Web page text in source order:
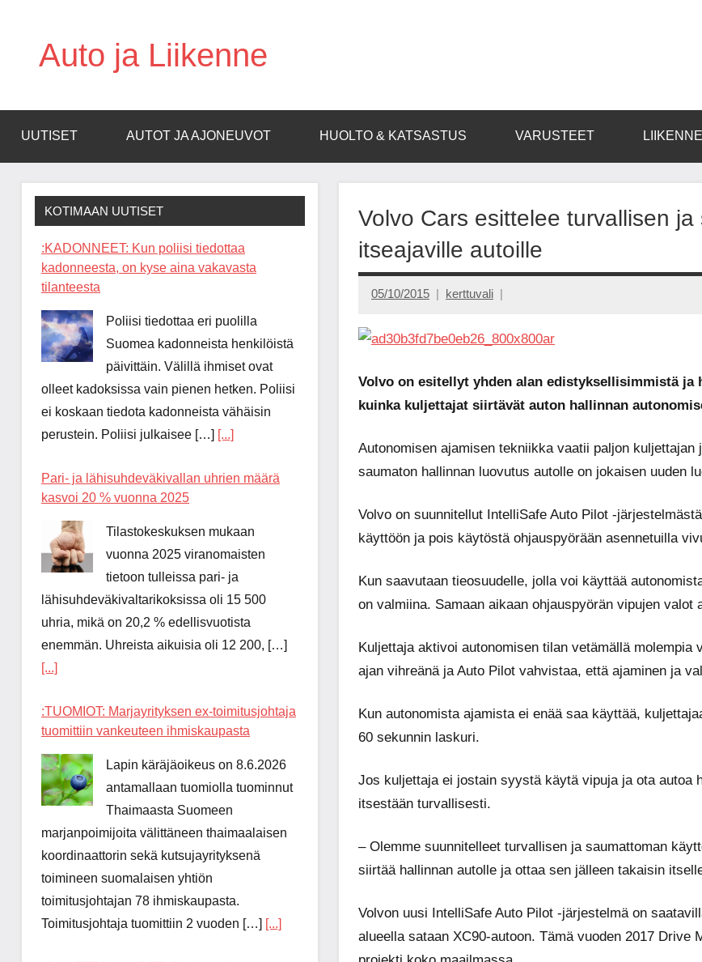
Auto ja Liikenne
UUTISET AUTOT JA AJONEUVOT HUOLTO & KATSASTUS VARUSTEET
Volvo Cars esittelee turvallisen
itseajaville autoille
05/10/2015 kerttuvali
Volvo on esitellyt yhden alan edistyksellisimmistä
kuinka kuljettajat siirtävät auton hallinnan
Autonomisen ajamisen tekniikka vaatii paljon
saumaton hallinnan luovutus autolle on jokaisen uuden
Volvo on suunnitellut IntelliSafe Auto Pilot -
käyttöön ja pois käytöstä ohjauspyörään asennetuilla
Kun saavutaan tieosuudelle, jolla voi käyttää
on valmiina. Samaan aikaan ohjauspyörän vipujen valot
Kuljettaja aktivoi autonomisen tilan vetämällä
ajan vihreänä ja Auto Pilot vahvistaa, että ajaminen ja
Kun autonomista ajamista ei enää saa käyttää,
60 sekunnin laskuri.
Jos kuljettaja ei jostain syystä käytä vipuja ja ota autoa
itsestään turvallisesti.
– Olemme suunnitelleet turvallisen ja saumattoman
siirtää hallinnan autolle ja ottaa sen jälleen takaisin
Volvon uusi IntelliSafe Auto Pilot -järjestelmä on
alueella sataan XC90-autoon. Tämä vuoden 2017
KOTIMAAN UUTISET
:KADONNEET: Kun poliisi tiedottaa
kadonneesta, on kyse aina vakavasta
tilanteesta
Poliisi tiedottaa eri puolilla
Suomea kadonneista henkilöistä
päivittäin. Välillä ihmiset ovat
olleet kadoksissa vain pienen hetken. Poliisi
ei koskaan tiedota kadonneista vähäisin
perustein. Poliisi julkaisee […] [...]
Pari- ja lähisuhdeväkivallan uhrien määrä
kasvoi 20 % vuonna 2025
Tilastokeskuksen mukaan
vuonna 2025 viranomaisten
tietoon tulleissa pari- ja
lähisuhdeväkivaltarikoksissa oli 15 500
uhria, mikä on 20,2 % edellisvuotista
enemmän. Uhreista aikuisia oli 12 200, […]
[...]
:TUOMIOT: Marjayrityksen ex-toimitusjohtaja
tuomittiin vankeuteen ihmiskaupasta
Lapin käräjäoikeus on 8.6.2026
antamallaan tuomiolla tuominnut
Thaimaasta Suomeen
marjanpoimijoita välittäneen thaimaalaisen
koordinaattorin sekä kutsujayrityksenä
toimineen suomalaisen yhtiön
toimitusjohtajan 78 ihmiskaupasta.
Toimitusjohtaja tuomittiin 2 vuoden […] [...]